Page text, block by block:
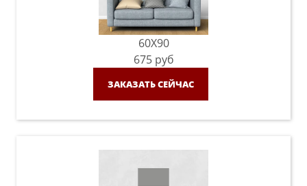
60X90
675 руб
ЗАКАЗАТЬ СЕЙЧАС